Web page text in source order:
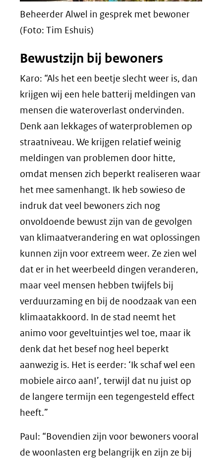
Beheerder Alwel in gesprek met bewoner
(Foto: Tim Eshuis)
Bewustzijn bij bewoners
Karo: “Als het een beetje slecht weer is, dan
krijgen wij een hele batterij meldingen van
mensen die wateroverlast ondervinden.
Denk aan lekkages of waterproblemen op
straatniveau. We krijgen relatief weinig
meldingen van problemen door hitte,
omdat mensen zich beperkt realiseren waar
het mee samenhangt. Ik heb sowieso de
indruk dat veel bewoners zich nog
onvoldoende bewust zijn van de gevolgen
van klimaatverandering en wat oplossingen
kunnen zijn voor extreem weer. Ze zien wel
dat er in het weerbeeld dingen veranderen,
maar veel mensen hebben twijfels bij
verduurzaming en bij de noodzaak van een
klimaatakkoord. In de stad neemt het
animo voor geveltuintjes wel toe, maar ik
denk dat het besef nog heel beperkt
aanwezig is. Het is eerder: ‘Ik schaf wel een
mobiele airco aan!’, terwijl dat nu juist op
de langere termijn een tegengesteld effect
heeft.”
Paul: “Bovendien zijn voor bewoners vooral
de woonlasten erg belangrijk en zijn ze bij